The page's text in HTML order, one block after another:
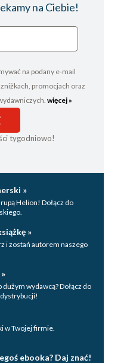
na Ciebie!
na podany e-mail
promocjach oraz
więcej »
tygodniowo!
»
Helion! Dołącz do
»
i zostań autorem naszego
dużym wydawcą? Dołącz do
w Twojej firmie.
ebooka? Daj znać!